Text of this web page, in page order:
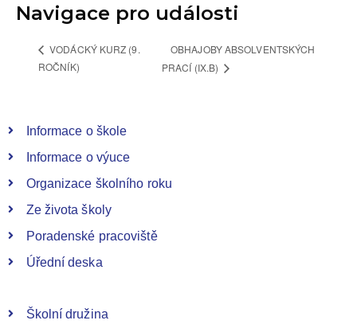
Navigace pro události
VODÁCKÝ KURZ (9.
ROČNÍK)
OBHAJOBY ABSOLVENTSKÝCH
PRACÍ (IX.B)
Informace o škole
Informace o výuce
Organizace školního roku
Ze života školy
Poradenské pracoviště
Úřední deska
Školní družina